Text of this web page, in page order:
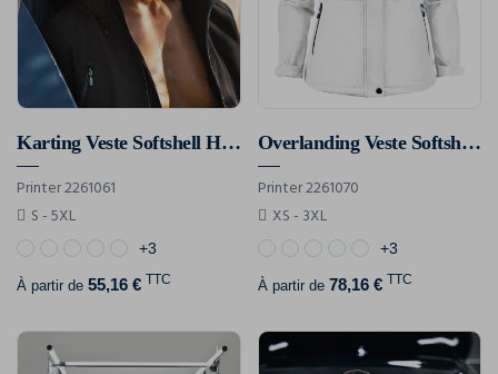
Karting Veste Softshell Hommes
Printer 2261061
S - 5XL
+3
À partir de 55,16 € TTC
Overlanding Veste Softshell Femmes
Printer 2261070
XS - 3XL
+3
À partir de 78,16 € TTC